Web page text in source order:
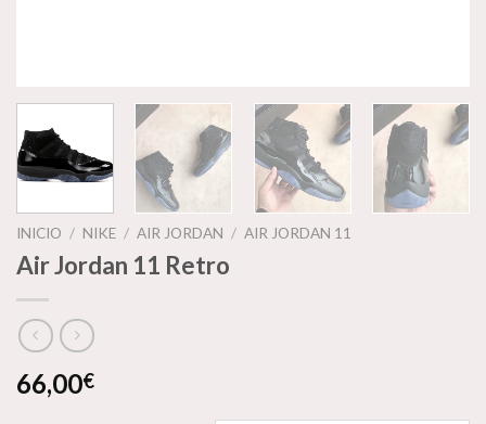
INICIO / NIKE / AIR JORDAN / AIR JORDAN 11
Air Jordan 11 Retro
66,00€